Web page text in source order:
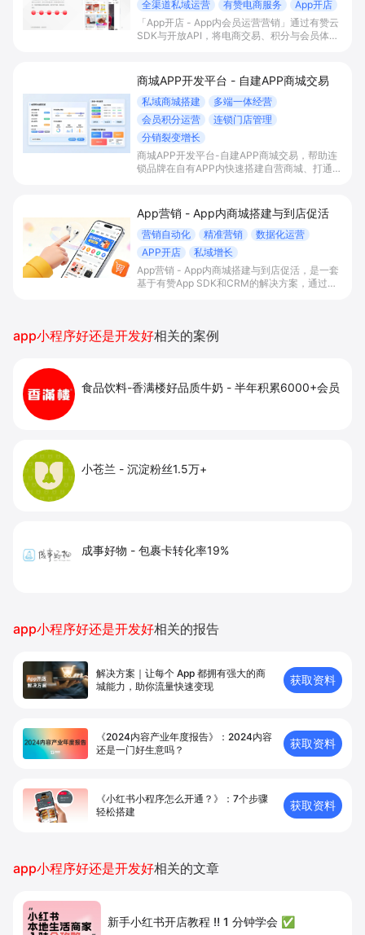
全渠道私域运营
有赞电商服务
App开店
「App开店 - App内会员运营营销」通过有赞云
SDK与开放API，将电商交易、积分与会员体系
提升变现效率与私域复购率。
商城APP开发平台 - 自建APP商城交易
私域商城搭建
多端一体经营
会员积分运营
连锁门店管理
分销裂变增长
商城APP开发平台-自建APP商城交易，帮助连
锁品牌在自有APP内快速搭建自营商城、打通多
App营销 - App内商城搭建与到店促活
营销自动化 精准营销
数据化运营
APP开店
私域增长
App营销 - App内商城搭建与到店促活，是一套
基于有赞App SDK和CRM的解决方案，通过在
GMV。
app小程序好还是开发好相关的案例
食品饮料-香满楼好品质牛奶 - 半年积累6000+会员
小苍兰 - 沉淀粉丝1.5万+
成事好物 - 包裹卡转化率19%
app小程序好还是开发好相关的报告
解决方案｜让每个 App 都拥有强⼤的商
城能⼒，助你流量快速变现
获取资料
《2024内容产业年度报告》：2024内容
还是一门好生意吗？
获取资料
《小红书小程序怎么开通？》：7个步骤
轻松搭建
获取资料
app小程序好还是开发好相关的文章
新手小红书开店教程 ‼️ 1 分钟学会 ✅